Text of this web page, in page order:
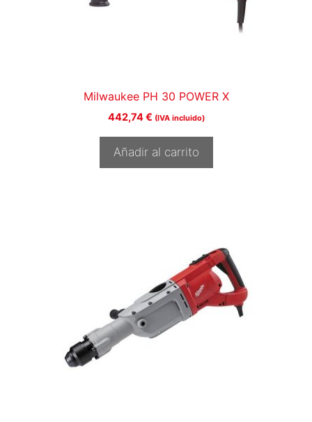
Milwaukee PH 30 POWER X
442,74€ (IVA incluido)
Añadir al carrito